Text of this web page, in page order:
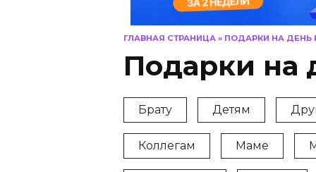
ГЛАВНАЯ СТРАНИЦА » ПОДАРКИ НА
Подарки на
Брату Детям
Коллегам Маме